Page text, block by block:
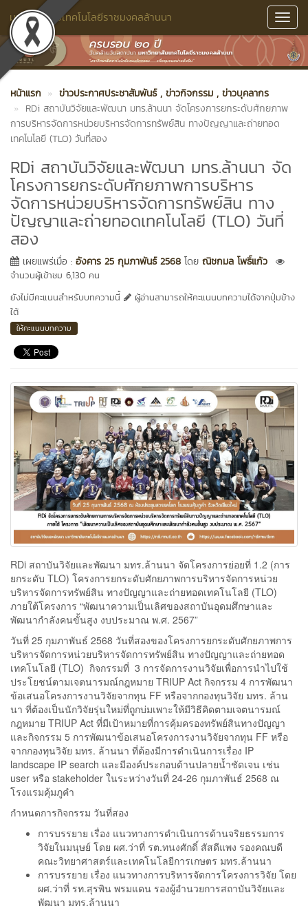
มหาวิทยาลัยเทคโนโลยีราชมงคลล้านนา
หน้าแรก ข่าวประกาศประชาสัมพันธ์ , ข่าวกิจกรรม , ข่าวบุคลากร
RDi สถาบันวิจัยและพัฒนา มทร.ล้านนา จัดโครงการยกระดับศักยภาพ
การบริหารจัดการหน่วยบริหารจัดการทรัพย์สิน ทางปัญญาและถ่ายทอด
เทคโนโลยี (TLO) วันที่สอง
RDi สถาบันวิจัยและพัฒนา มทร.ล้านนา จัด
โครงการยกระดับศักยภาพการบริหาร
จัดการหน่วยบริหารจัดการทรัพย์สิน ทาง
ปัญญาและถ่ายทอดเทคโนโลยี (TLO) วันที่
สอง
เผยแพร่เมื่อ : อังคาร 25 กุมภาพันธ์ 2568 โดย ณิชกมล โพธิ์แก้ว
จำนวนผู้เข้าชม 6,130 คน
ยังไม่มีคะแนนสำหรับบทความนี้
ผู้อ่านสามารถให้คะแนนบทความได้จากปุ่มข้าง
ใต้
ให้คะแนนบทความ
RDi สถาบันวิจัยและพัฒนา มทร.ล้านนา จัดโครงการย่อยที่ 1.2 (การ
ยกระดับ TLO) โครงการยกระดับศักยภาพการบริหารจัดการหน่วย
บริหารจัดการทรัพย์สิน ทางปัญญาและถ่ายทอดเทคโนโลยี (TLO)
ภายใต้โครงการ “พัฒนาความเป็นเลิศของสถาบันอุดมศึกษาและ
พัฒนากําลังคนขั้นสูง งบประมาณ พ.ศ. 2567”
วันที่ 25 กุมภาพันธ์ 2568 วันที่สองของโครงการยกระดับศักยภาพการ
บริหารจัดการหน่วยบริหารจัดการทรัพย์สิน ทางปัญญาและถ่ายทอด
เทคโนโลยี (TLO) กิจกรรมที่ 3 การจัดการงานวิจัยเพื่อการนำไปใช้
ประโยชน์ตามเจตนารมณ์กฎหมาย TRIUP Act กิจกรรม 4 การพัฒนา
ข้อเสนอโครงการงานวิจัยจากทุน FF หรือจากกองทุนวิจัย มทร. ล้าน
นา ที่ต้องเป็นนักวิจัยรุ่นใหม่ที่ถูกบ่มเพาะให้มีวิธีคิดตามเจตนารมณ์
กฎหมาย TRIUP Act ที่มีเป้าหมายที่การคุ้มครองทรัพย์สินทางปัญญา
และกิจกรรม 5 การพัฒนาข้อเสนอโครงการงานวิจัยจากทุน FF หรือ
จากกองทุนวิจัย มทร. ล้านนา ที่ต้องมีการดำเนินการเรื่อง IP
landscape IP search และมีองค์ประกอบด้านปลายน้ำชัดเจน เช่น
user หรือ stakeholder ในระหว่างวันที่ 24-26 กุมภาพันธ์ 2568 ณ
โรงแรมคุ้มภูคำ
กำหนดการกิจกรรม วันที่สอง
การบรรยาย เรื่อง แนวทางการดำเนินการด้านจริยธรรมการ
วิจัยในมนุษย์ โดย ผศ.ว่าที่ รต.ทนงศักดิ์ สัสดีแพง รองคณบดี
คณะวิทยาศาสตร์และเทคโนโลยีการเกษตร มทร.ล้านนา
การบรรยาย เรื่อง แนวทางการบริหารจัดการโครงการวิจัย โดย
ผศ.ว่าที่ รท.สุรพิน พรมแดน รองผู้อำนวยการสถาบันวิจัยและ
พัฒนา มทร.ล้านนา